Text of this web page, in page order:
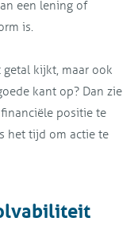
een lening of
is.
kijkt, maar ook
kant op? Dan zie
positie te
het tijd om actie te